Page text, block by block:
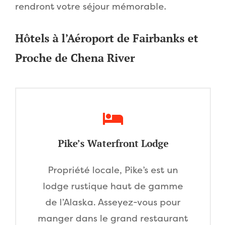
rendront votre séjour mémorable.
Hôtels à l’Aéroport de Fairbanks et
Proche de Chena River
Pike’s Waterfront Lodge
Propriété locale, Pike’s est un
lodge rustique haut de gamme
de l’Alaska. Asseyez-vous pour
manger dans le grand restaurant